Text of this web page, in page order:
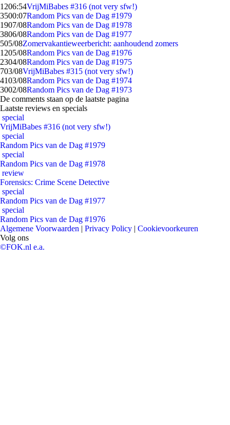
1206:54VrijMiBabes #316 (not very sfw!)
3500:07Random Pics van de Dag #1979
1907/08Random Pics van de Dag #1978
3806/08Random Pics van de Dag #1977
505/08Zomervakantieweerbericht: aanhoudend zomers
1205/08Random Pics van de Dag #1976
2304/08Random Pics van de Dag #1975
703/08VrijMiBabes #315 (not very sfw!)
4103/08Random Pics van de Dag #1974
3002/08Random Pics van de Dag #1973
De comments staan op de laatste pagina
Laatste reviews en specials
special
VrijMiBabes #316 (not very sfw!)
special
Random Pics van de Dag #1979
special
Random Pics van de Dag #1978
review
Forensics: Crime Scene Detective
special
Random Pics van de Dag #1977
special
Random Pics van de Dag #1976
Algemene Voorwaarden | Privacy Policy | Cookievoorkeuren
Volg ons
©FOK.nl e.a.